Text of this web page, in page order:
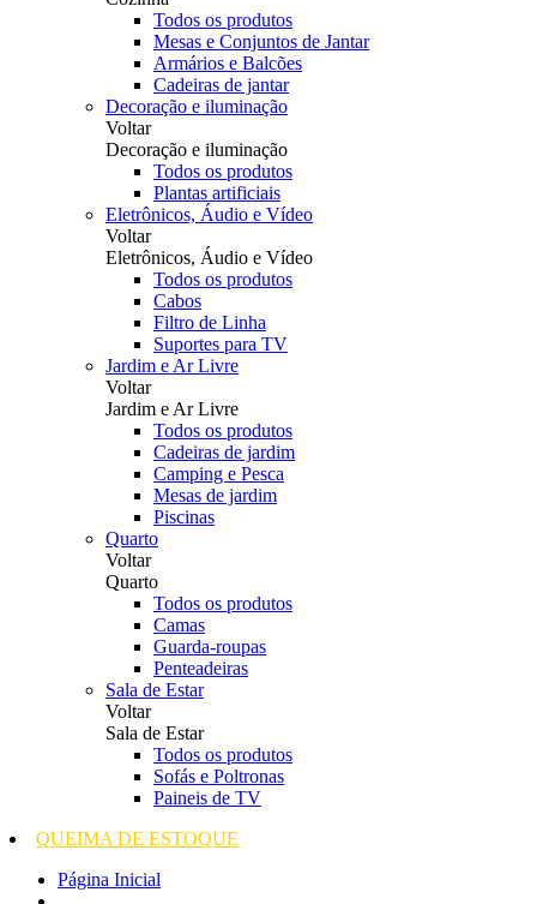
Todos os produtos
Mesas e Conjuntos de Jantar
Armários e Balcões
Cadeiras de jantar
Decoração e iluminação
Voltar
Decoração e iluminação
Todos os produtos
Plantas artificiais
Eletrônicos, Áudio e Vídeo
Voltar
Eletrônicos, Áudio e Vídeo
Todos os produtos
Cabos
Filtro de Linha
Suportes para TV
Jardim e Ar Livre
Voltar
Jardim e Ar Livre
Todos os produtos
Cadeiras de jardim
Camping e Pesca
Mesas de jardim
Piscinas
Quarto
Voltar
Quarto
Todos os produtos
Camas
Guarda-roupas
Penteadeiras
Sala de Estar
Voltar
Sala de Estar
Todos os produtos
Sofás e Poltronas
Paineis de TV
QUEIMA DE ESTOQUE
Página Inicial